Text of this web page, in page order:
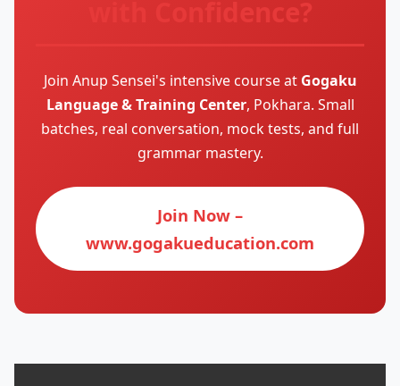
with Confidence?
Join Anup Sensei's intensive course at Gogaku
Language & Training Center, Pokhara. Small
batches, real conversation, mock tests, and full
grammar mastery.
Join Now –
www.gogakueducation.com